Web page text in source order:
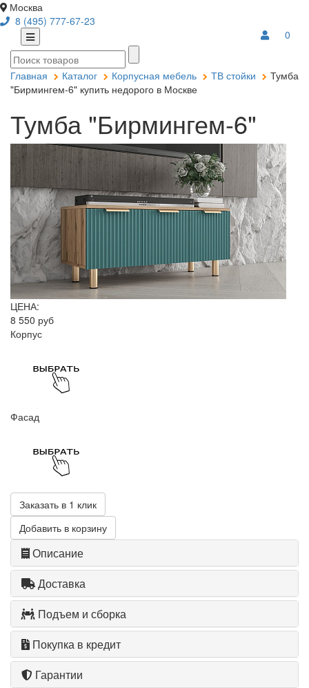
Москва
8 (495) 777-67-23
0
Главная Каталог Корпусная мебель ТВ стойки
Тумба
"Бирмингем-6" купить недорого в Москве
Тумба "Бирмингем-6"
ЦЕНА:
8 550 руб
Корпус
Фасад
Заказать в 1 клик
Добавить в корзину
Описание
Доставка
Подъем и сборка
Покупка в кредит
Гарантии